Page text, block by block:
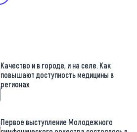
Качество и в городе, и на селе. Как
повышают доступность медицины в
регионах
Первое выступление Молодежного